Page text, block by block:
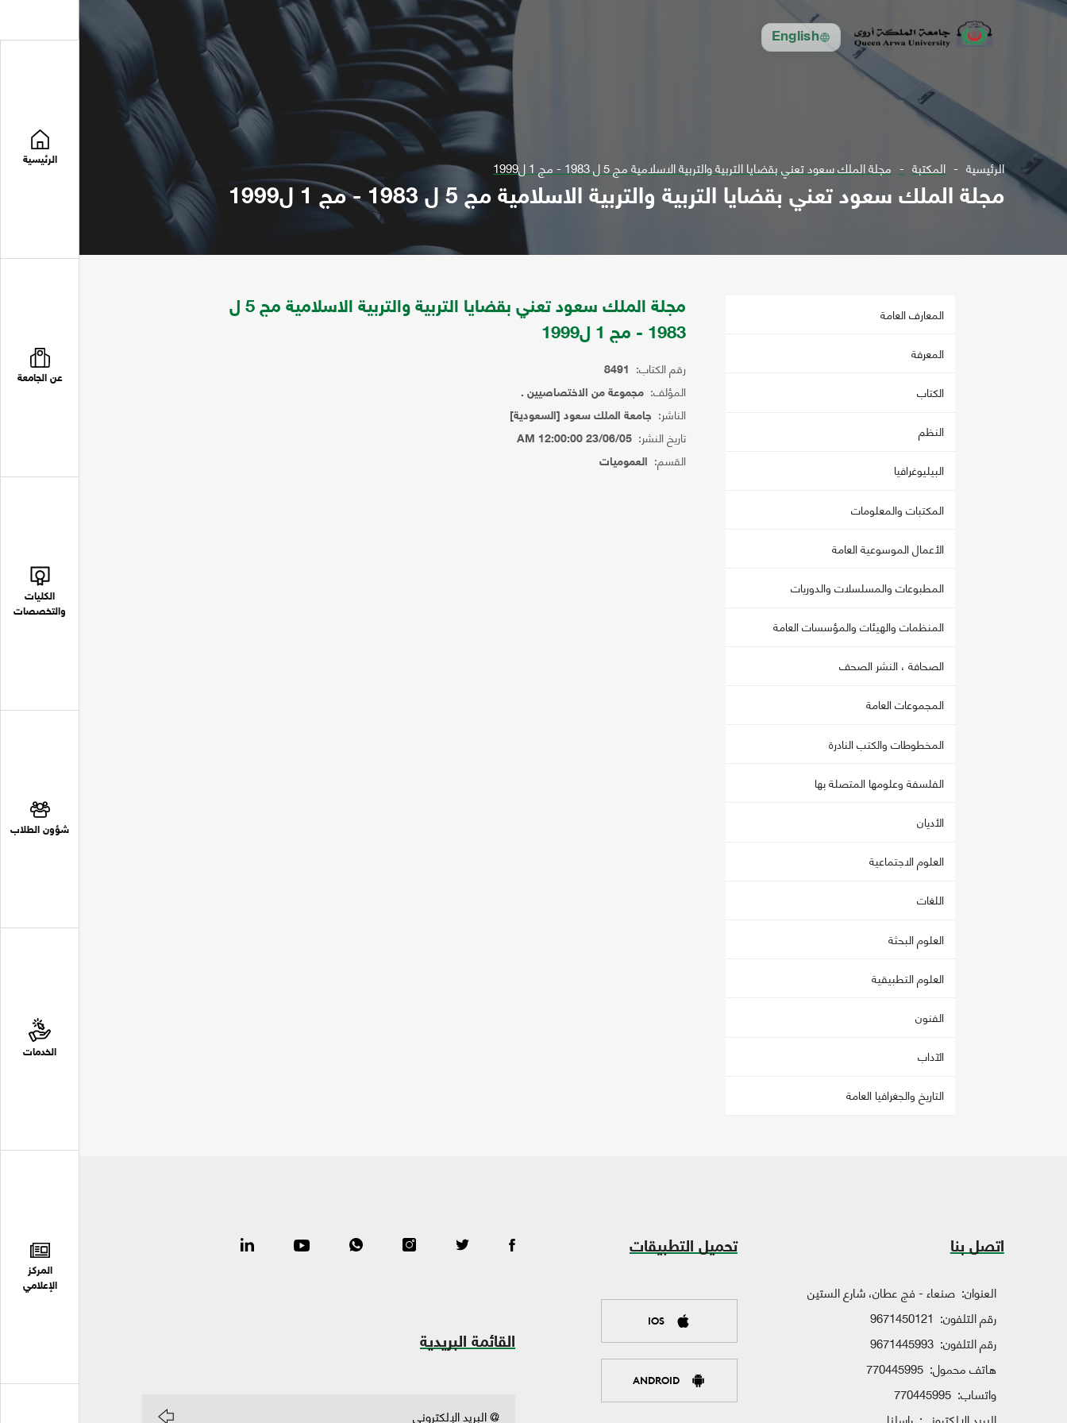
English
الرئيسية
عن الجامعة
الكليات
والتخصصات
شؤون الطلاب
الخدمات
المركز
الإعلامي
الرئيسية المكتبة مجلة الملك سعود تعني بقضايا التربية والتربية الاسلامية مج 5 ل 1983 - مج 1 ل1999
مجلة الملك سعود تعني بقضايا التربية والتربية الاسلامية مج 5 ل 1983 - مج 1 ل1999
المعارف العامة
المعرفة
الكتاب
النظم
البيليوغرافيا
المكتبات والمعلومات
الأعمال الموسوعية العامة
المطبوعات والمسلسلات والدوريات
المنظمات والهيئات والمؤسسات العامة
الصحافة ، النشر الصحف
المجموعات العامة
المخطوطات والكتب النادرة
الفلسفة وعلومها المتصلة بها
الأديان
العلوم الاجتماعية
اللغات
العلوم البحثة
العلوم التطبيقية
الفنون
الآداب
التاريخ والجغرافيا العامة
مجلة الملك سعود تعني بقضايا التربية والتربية الاسلامية مج 5 ل
1983 - مج 1 ل1999
رقم الكتاب: 8491
المؤلف: مجموعة من الاختصاصيين .
الناشر: جامعة الملك سعود [السعودية]
تاريخ النشر: 23/06/05 12:00:00 AM
القسم: العموميات
اتصل بنا
العنوان: صنعاء - فج عطان، شارع الستين
رقم التلفون: 9671450121
رقم التلفون: 9671445993
هاتف محمول: 770445995
واتساب: 770445995
تحميل التطبيقات
IOS
ANDROID
القائمة البريدية